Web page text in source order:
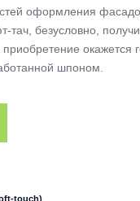
оформления
безусловно,
окажется
шпоном.
touch)